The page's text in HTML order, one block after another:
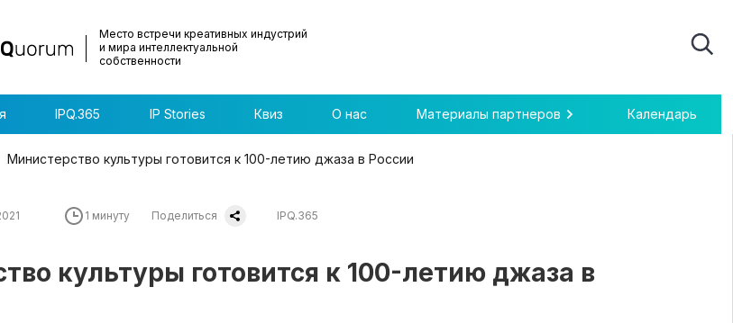
Место встречи креативных индустрий
и мира интеллектуальной
собственности
IPQ.365 IP Stories Квиз О нас Материалы партнеров Календарь
Министерство культуры готовится к 100-летию джаза в России
1 минуту Поделиться IPQ.365
культуры готовится к 100-летию джаза в